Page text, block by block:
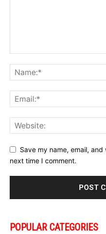
Save my name, email,
next time I comment.
POPULAR CATEGORIES